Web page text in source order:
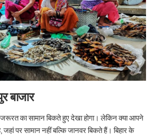
बाजार
का सामान बिकते हुए देखा होगा। लेकिन क्या आपने
जहां पर सामान नहीं बल्कि जानवर बिकते हैं। बिहार के